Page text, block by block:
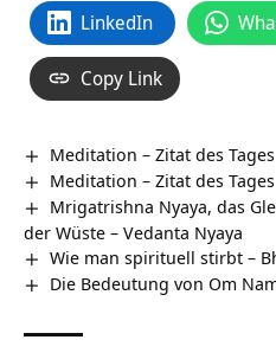
LinkedIn
Copy Link
Meditation – Zitat des Tages
Meditation – Zitat des Tages
Mrigatrishna Nyaya, das
der Wüste – Vedanta Nyaya
Wie man spirituell stirbt –
Die Bedeutung von Om